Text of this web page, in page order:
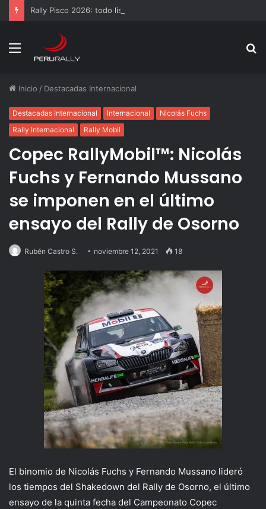
Rally Pisco 2026: todo listo para la gran final del RallyACP
Menú
Inicio / Destacadas Internacional
Destacadas Internacional Internacional
Nicolás Fuchs
Rally Internacional
Rally Mobil
Copec RallyMobil™: Nicolás
Fuchs y Fernando Mussano
se imponen en el último
ensayo del Rally de Osorno
Rubén Castro S. noviembre 12, 2021 18
El binomio de Nicolás Fuchs y Fernando Mussano lideró
los tiempos del Shakedown del Rally de Osorno, el último
ensayo de la quinta fecha del Campeonato Copec